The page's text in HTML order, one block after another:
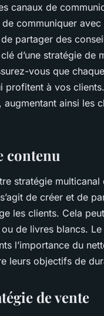
canaux de
communiquer
partager des
d’une stratégie
vous que
profitent à vos
ainsi les
contenu
stratégie
de créer et de
les clients. Cela
de livres blancs.
l’importance du
leurs objectifs de
de vente